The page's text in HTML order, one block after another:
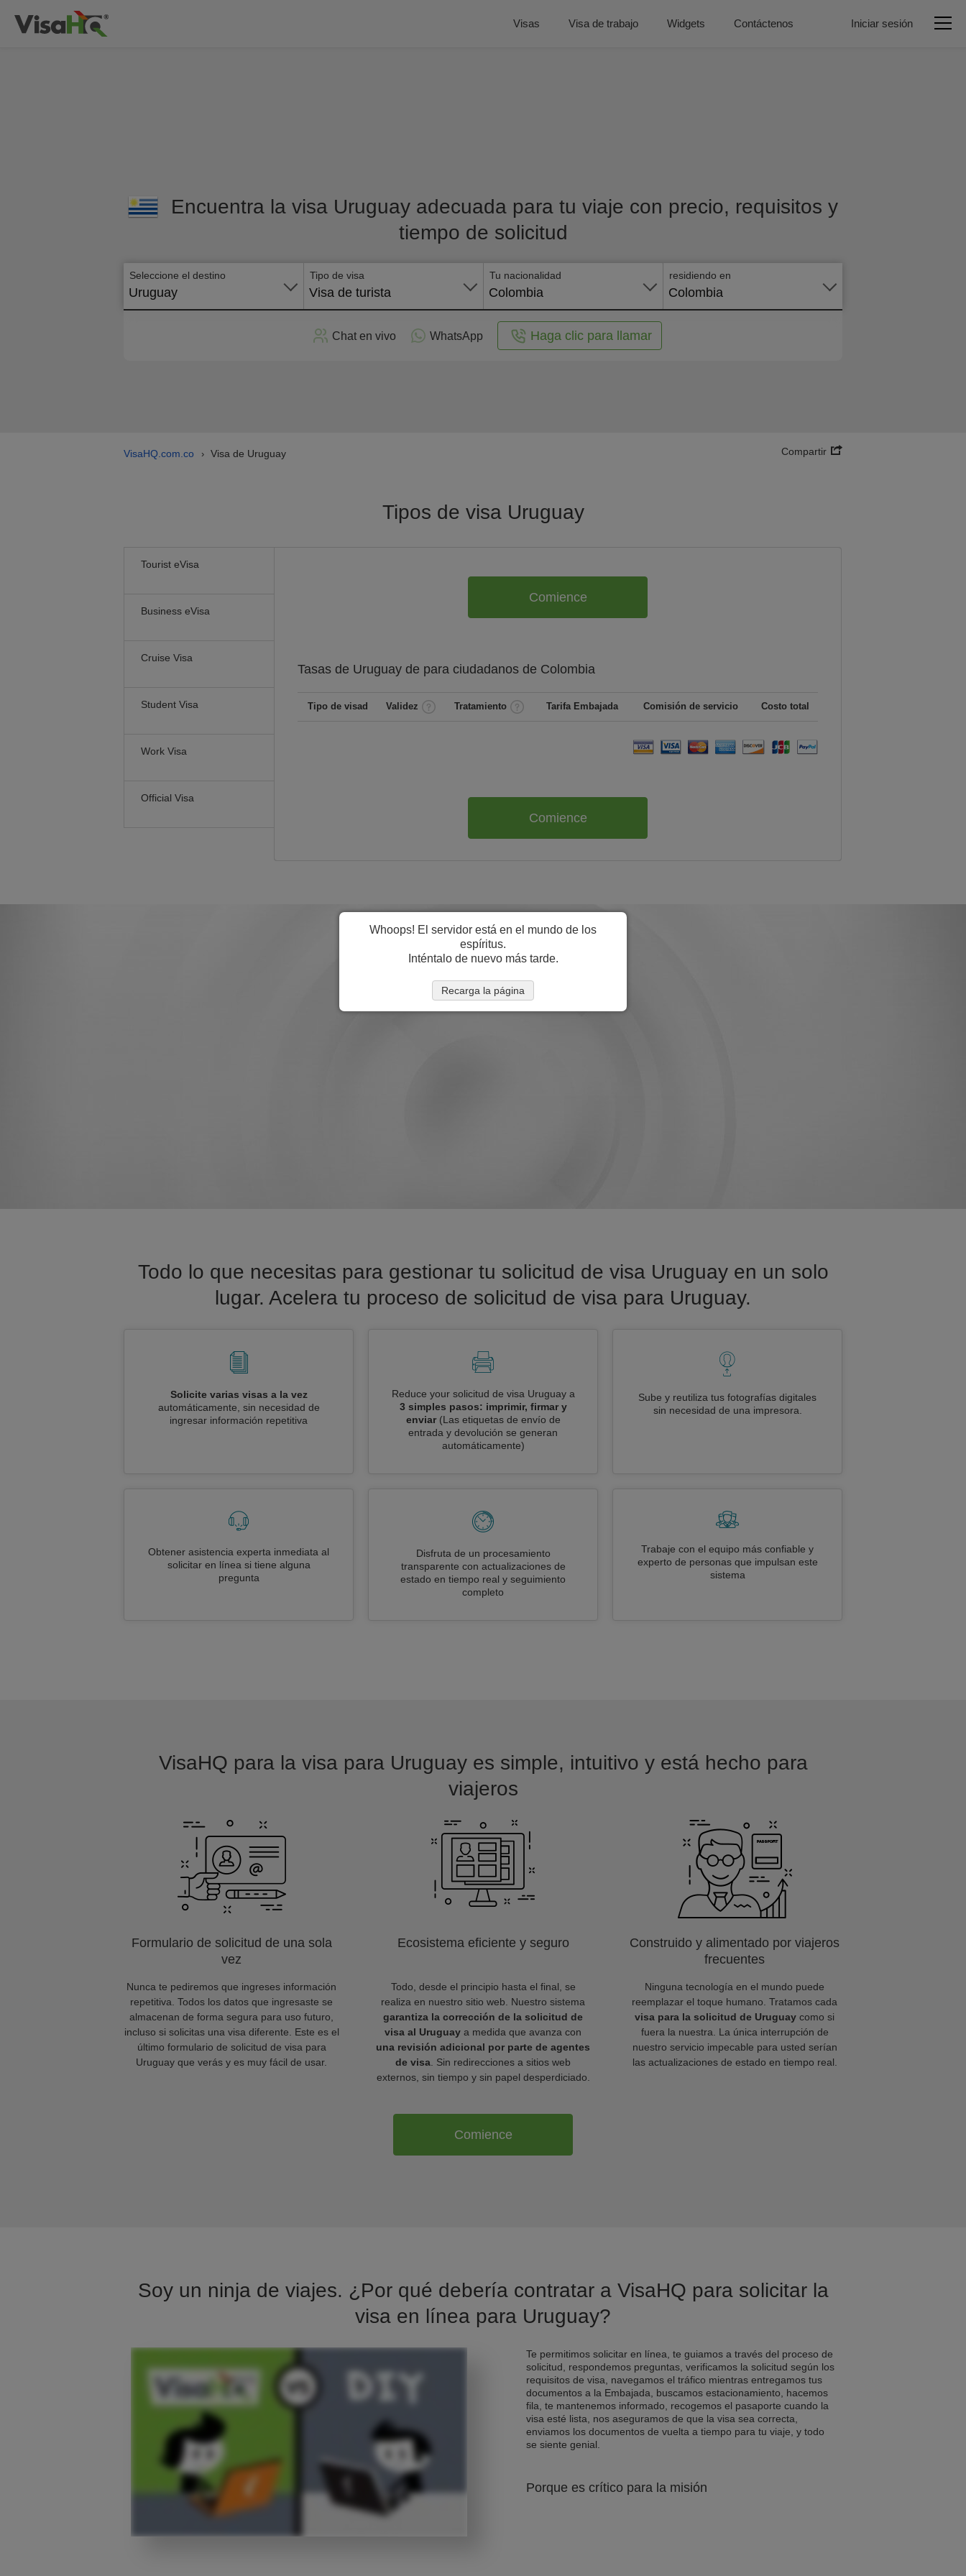
Visas Visa de trabajo Widgets Contáctenos Iniciar sesión
Encuentra la visa Uruguay adecuada para tu viaje con precio, requisitos y
tiempo de solicitud
Seleccione el destino
Uruguay
Tipo de visa
Visa de turista
Tu nacionalidad
Colombia
residiendo en
Colombia
Aplicar
Chat en vivo WhatsApp Haga clic para llamar
VisaHQ.com.co › Visa de Uruguay Compartir
Tipos de visa Uruguay
Tourist eVisa
Business eVisa
Cruise Visa
Student Visa
Work Visa
Official Visa
Comience
Tasas de Uruguay de para ciudadanos de Colombia
Tipo de visad Validez Tratamiento Tarifa Embajada Comisión de servicio Costo total
Comience
Todo lo que necesitas para gestionar tu solicitud de visa Uruguay en un solo
lugar. Acelera tu proceso de solicitud de visa para Uruguay.
Solicite varias visas a la vez
automáticamente, sin necesidad de
ingresar información repetitiva
Reduce your solicitud de visa Uruguay a
3 simples pasos: imprimir, firmar y
enviar (Las etiquetas de envío de
entrada y devolución se generan
automáticamente)
Sube y reutiliza tus fotografías digitales
sin necesidad de una impresora.
Obtener asistencia experta inmediata al
solicitar en línea si tiene alguna
pregunta
Disfruta de un procesamiento
transparente con actualizaciones de
estado en tiempo real y seguimiento
completo
Trabaje con el equipo más confiable y
experto de personas que impulsan este
sistema
VisaHQ para la visa para Uruguay es simple, intuitivo y está hecho para
viajeros
Formulario de solicitud de una sola
vez
Nunca te pediremos que ingreses información
repetitiva. Todos los datos que ingresaste se
almacenan de forma segura para uso futuro,
incluso si solicitas una visa diferente. Este es el
último formulario de solicitud de visa para
Uruguay que verás y es muy fácil de usar.
Ecosistema eficiente y seguro
Todo, desde el principio hasta el final, se
realiza en nuestro sitio web. Nuestro sistema
garantiza la corrección de la solicitud de
visa al Uruguay a medida que avanza con
una revisión adicional por parte de agentes
de visa . Sin redirecciones a sitios web
externos, sin tiempo y sin papel desperdiciado.
Construido y alimentado por viajeros
frecuentes
Ninguna tecnología en el mundo puede
reemplazar el toque humano. Tratamos cada
visa para la solicitud de Uruguay como si
fuera la nuestra. La única interrupción de
nuestro servicio impecable para usted serían
las actualizaciones de estado en tiempo real.
Comience
Soy un ninja de viajes. ¿Por qué debería contratar a VisaHQ para solicitar la
visa en línea para Uruguay?
Te permitimos solicitar en línea, te guiamos a través del proceso de
solicitud, respondemos preguntas, verificamos la solicitud según los
requisitos de visa, navegamos el tráfico mientras entregamos tus
documentos a la Embajada, buscamos estacionamiento, hacemos
fila, te mantenemos informado, recogemos el pasaporte cuando la
visa esté lista, nos aseguramos de que la visa sea correcta,
enviamos los documentos de vuelta a tiempo para tu viaje, y todo
se siente genial.
Porque es crítico para la misión
Whoops! El servidor está en el mundo de los
espíritus.
Inténtalo de nuevo más tarde.
Recarga la página